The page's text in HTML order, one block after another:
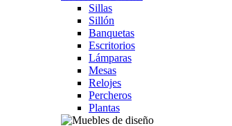
Sillas
Sillón
Banquetas
Escritorios
Lámparas
Mesas
Relojes
Percheros
Plantas